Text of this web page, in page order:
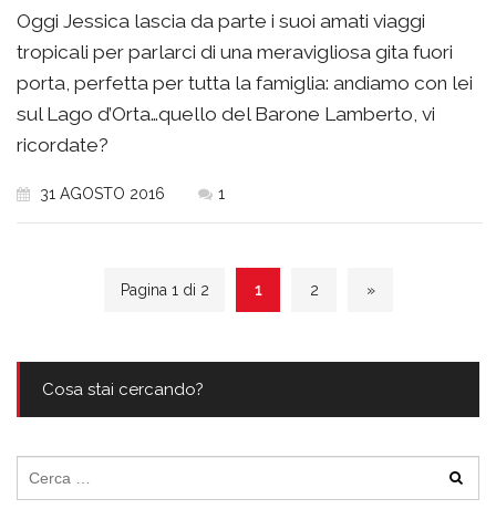
Oggi Jessica lascia da parte i suoi amati viaggi
tropicali per parlarci di una meravigliosa gita fuori
porta, perfetta per tutta la famiglia: andiamo con lei
sul Lago d’Orta…quello del Barone Lamberto, vi
ricordate?
31 AGOSTO 2016 1
Pagina 1 di 2 1 2 »
Cosa stai cercando?
per: